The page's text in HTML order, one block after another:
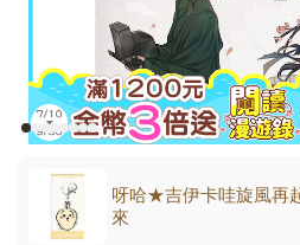
呀哈★吉伊卡哇旋風再
來